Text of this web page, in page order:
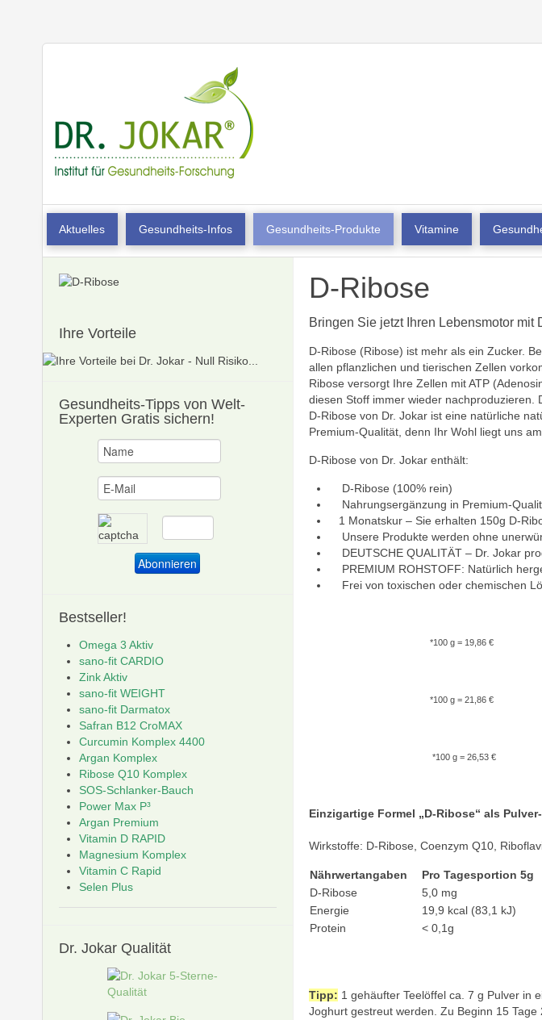
Aktuelles Gesundheits-Infos Gesundheits-Produkte Vitamine
D-Ribose
Bringen Sie jetzt Ihren Lebensmotor mit
D-Ribose (Ribose) ist mehr als ein Zucker.
allen pflanzlichen und tierischen Zellen
Ribose versorgt Ihre Zellen mit ATP
diesen Stoff immer wieder nachproduzieren.
D-Ribose von Dr. Jokar ist eine natürliche
Premium-Qualität, denn Ihr Wohl liegt uns am
D-Ribose von Dr. Jokar enthält:
D-Ribose (100% rein)
Nahrungsergänzung in Premium-
1 Monatskur – Sie erhalten 150g D-
Unsere Produkte werden ohne
DEUTSCHE QUALITÄT – Dr. Jokar
PREMIUM ROHSTOFF: Natürlich
Frei von toxischen oder chemischen
*100 g = 19,86 €
*100 g = 21,86 €
*100 g = 26,53 €
Einzigartige Formel „D-Ribose“ als
Wirkstoffe: D-Ribose, Coenzym Q10,
Nährwertangaben Pro Tagesportion 5g
D-Ribose
5,0 mg
Energie
19,9 kcal (83,1 kJ)
Protein
< 0,1g
Tipp: 1 gehäufter Teelöffel ca. 7 g Pulver in
Joghurt gestreut werden. Zu Beginn 15
Ihre Vorteile
Gesundheits-Tipps von Welt-
Experten Gratis sichern!
Bestseller!
Omega 3 Aktiv
sano-fit CARDIO
Zink Aktiv
sano-fit WEIGHT
sano-fit Darmatox
Safran B12 CroMAX
Curcumin Komplex 4400
Argan Komplex
Ribose Q10 Komplex
SOS-Schlanker-Bauch
Power Max P³
Argan Premium
Vitamin D RAPID
Magnesium Komplex
Vitamin C Rapid
Selen Plus
Dr. Jokar Qualität